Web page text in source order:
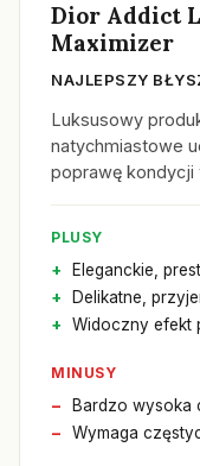
Dior Addict
Maximizer
NAJLEPSZY
Luksusowy
natychmiastowe
poprawę kondycji
PLUSY
Eleganckie,
Delikatne,
Widoczny efekt
MINUSY
Bardzo wysoka
Wymaga